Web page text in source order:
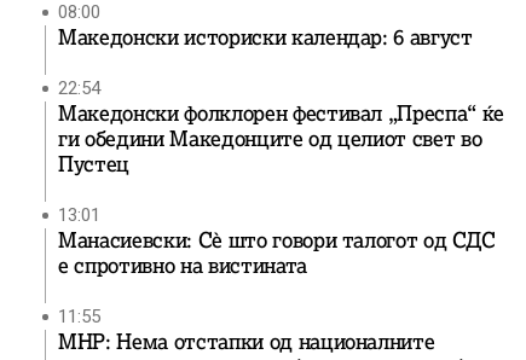
08:00
Македонски историски календар: 6 август
22:54
Македонски фолклорен фестивал „Преспа“ ќе
ги обедини Македонците од целиот свет во
Пустец
13:01
Манасиевски: Сè што говори талогот од СДС
е спротивно на вистината
11:55
МНР: Нема отстапки од националните